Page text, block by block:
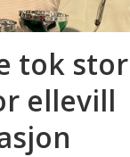
tok
ellevill